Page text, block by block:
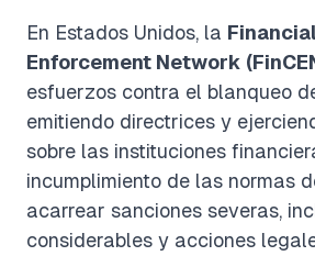
En Estados Unidos, la
Enforcement Network
esfuerzos contra el blanqueo
emitiendo directrices y
sobre las instituciones
incumplimiento de las normas
acarrear sanciones severas,
considerables y acciones